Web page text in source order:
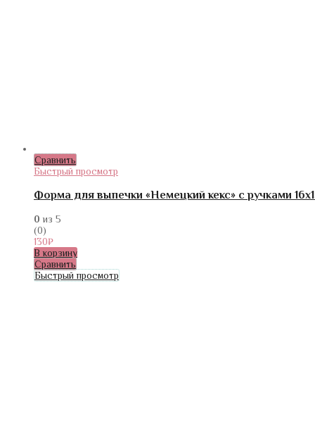
Сравнить
Быстрый просмотр
Форма для выпечки «Немецкий кекс» с ручками
0 из 5
(0)
130₽
В корзину
Сравнить
Быстрый просмотр